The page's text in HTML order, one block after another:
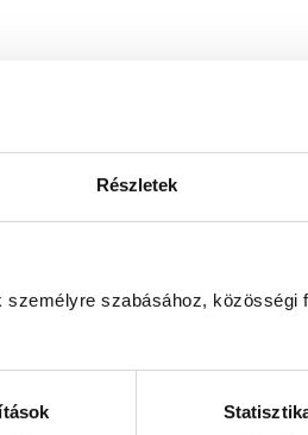
Részletek
szabásához,